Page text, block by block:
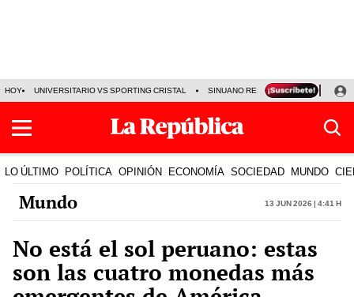
HOY UNIVERSITARIO VS SPORTING CRISTAL SINUANO RESULTADOS HOY
LO ÚLTIMO POLÍTICA OPINIÓN ECONOMÍA SOCIEDAD MUNDO
Mundo 13 Jun 2026 | 4:41 h
No está el sol peruano: estas
son las cuatro monedas más